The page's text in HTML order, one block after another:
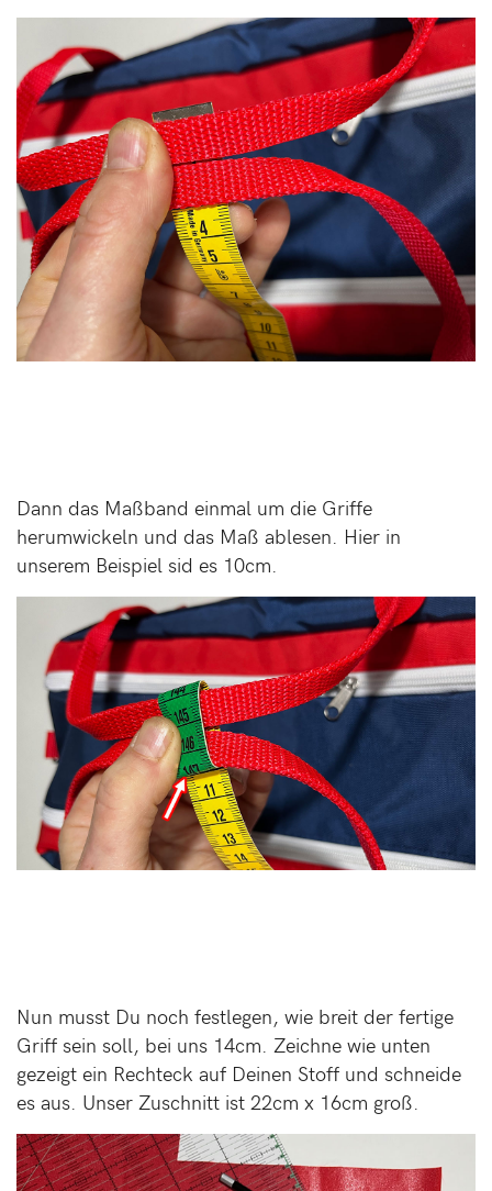
Dann das Maßband einmal um die Griffe
herumwickeln und das Maß ablesen. Hier in
unserem Beispiel sid es 10cm.
Nun musst Du noch festlegen, wie breit der fertige
Griff sein soll, bei uns 14cm. Zeichne wie unten
gezeigt ein Rechteck auf Deinen Stoff und schneide
es aus. Unser Zuschnitt ist 22cm x 16cm groß.